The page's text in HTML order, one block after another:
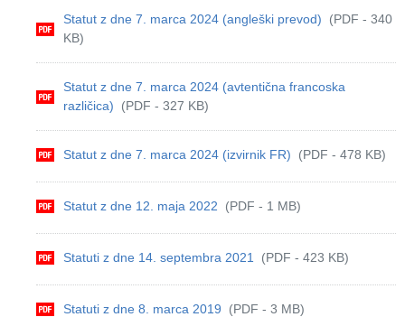
Statut z dne 7. marca 2024 (angleški prevod)
(PDF - 340
KB)
Statut z dne 7. marca 2024 (avtentična francoska
različica)
(PDF - 327 KB)
Statut z dne 7. marca 2024 (izvirnik FR) (PDF - 478 KB)
Statut z dne 12. maja 2022 (PDF - 1 MB)
Statuti z dne 14. septembra 2021 (PDF - 423 KB)
Statuti z dne 8. marca 2019 (PDF - 3 MB)